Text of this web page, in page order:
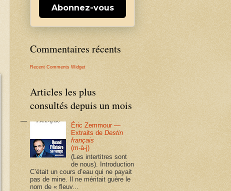
Abonnez-vous
Commentaires récents
Recent Comments Widget
Articles les plus
consultés depuis un mois
Éric Zemmour —
Extraits deDestin
français
(m-à-j)
(Les intertitres sont
de nous). Introduction
C’était un cours d’eau qui ne payait
pas de mine. Il ne méritait guère le
nom de « fleuv...